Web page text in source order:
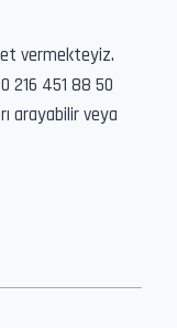
vermekteyiz.
216 451 88 50
arayabilir veya